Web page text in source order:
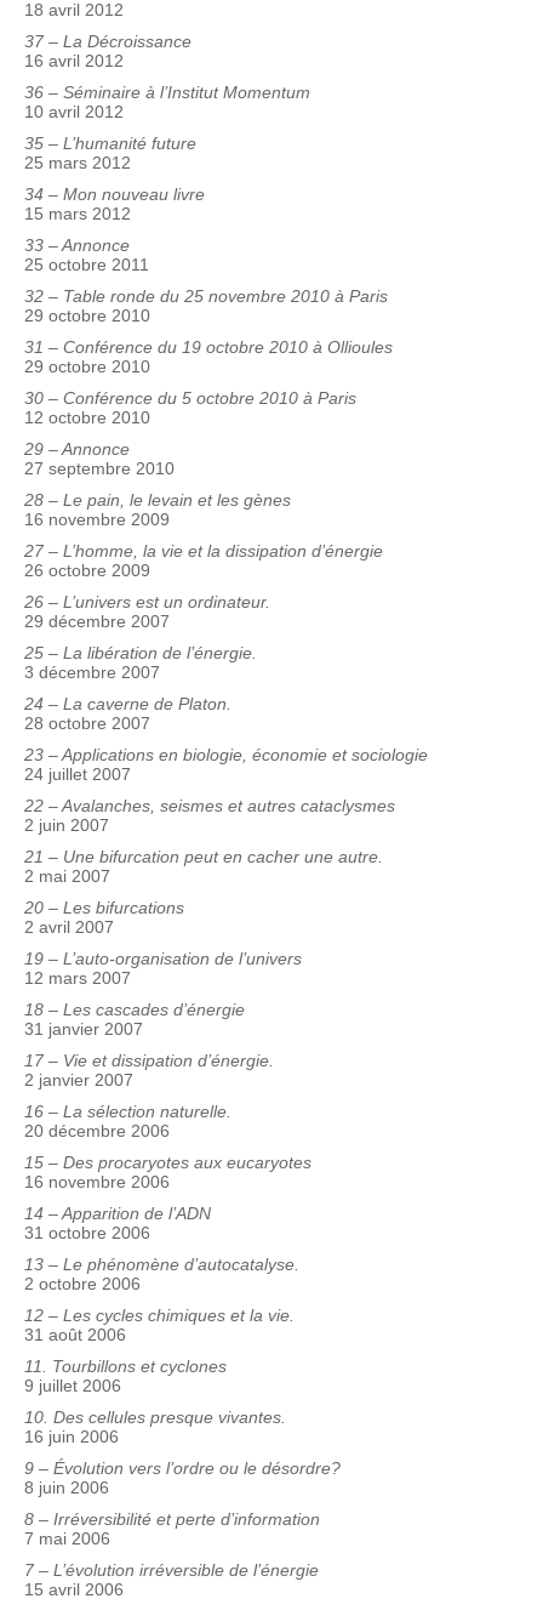
18 avril 2012
37 – La Décroissance
16 avril 2012
36 – Séminaire à l’Institut Momentum
10 avril 2012
35 – L’humanité future
25 mars 2012
34 – Mon nouveau livre
15 mars 2012
33 – Annonce
25 octobre 2011
32 – Table ronde du 25 novembre 2010 à Paris
29 octobre 2010
31 – Conférence du 19 octobre 2010 à Ollioules
29 octobre 2010
30 – Conférence du 5 octobre 2010 à Paris
12 octobre 2010
29 – Annonce
27 septembre 2010
28 – Le pain, le levain et les gènes
16 novembre 2009
27 – L’homme, la vie et la dissipation d’énergie
26 octobre 2009
26 – L’univers est un ordinateur.
29 décembre 2007
25 – La libération de l’énergie.
3 décembre 2007
24 – La caverne de Platon.
28 octobre 2007
23 – Applications en biologie, économie et sociologie
24 juillet 2007
22 – Avalanches, seismes et autres cataclysmes
2 juin 2007
21 – Une bifurcation peut en cacher une autre.
2 mai 2007
20 – Les bifurcations
2 avril 2007
19 – L’auto-organisation de l’univers
12 mars 2007
18 – Les cascades d’énergie
31 janvier 2007
17 – Vie et dissipation d’énergie.
2 janvier 2007
16 – La sélection naturelle.
20 décembre 2006
15 – Des procaryotes aux eucaryotes
16 novembre 2006
14 – Apparition de l’ADN
31 octobre 2006
13 – Le phénomène d’autocatalyse.
2 octobre 2006
12 – Les cycles chimiques et la vie.
31 août 2006
11. Tourbillons et cyclones
9 juillet 2006
10. Des cellules presque vivantes.
16 juin 2006
9 – Évolution vers l’ordre ou le désordre?
8 juin 2006
8 – Irréversibilité et perte d’information
7 mai 2006
7 – L’évolution irréversible de l’énergie
15 avril 2006